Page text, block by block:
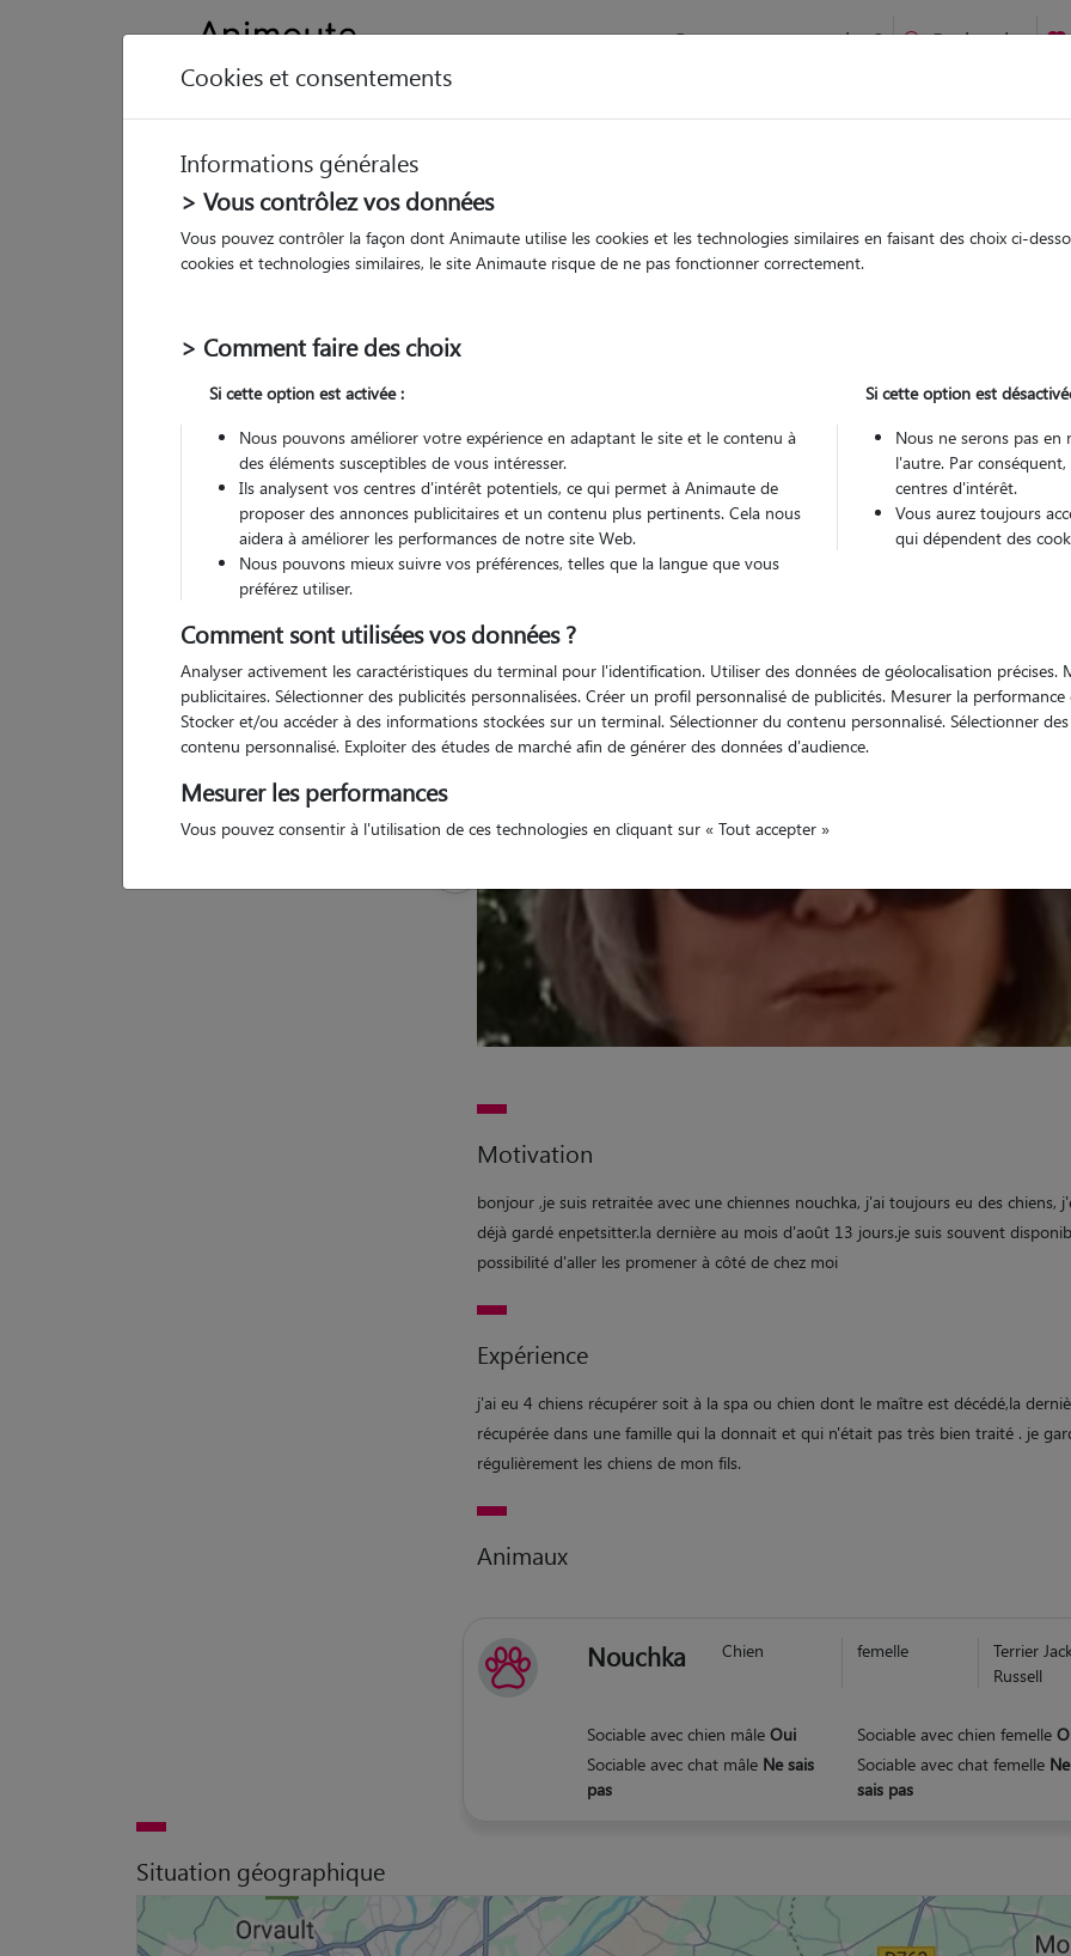
Comment ça marche ? Recherche
Marie-anne
Motivation
bonjour ,je suis retraitée avec une chiennes nouchka, j'ai toujours eu des chiens,
déjà gardé enpetsitter.la dernière au mois d'août 13 jours.je suis souvent
possibilité d'aller les promener à côté de chez moi
Expérience
j'ai eu 4 chiens récupérer soit à la spa ou chien dont le maître est décédé,la
récupérée dans une famille qui la donnait et qui n'était pas très bien traité . je
régulièrement les chiens de mon fils.
Animaux
Nouchka Chien femelle
Terrier
Russell
Sociable avec chien mâle Oui Sociable avec chien femelle
Sociable avec chat mâle Ne sais
pas
Sociable avec chat femelle Ne
sais pas
Situation géographique
Cookies et consentements
Informations générales
> Vous contrôlez vos données
Vous pouvez contrôler la façon dont Animaute utilise les cookies et les technologies similaires en faisant des choix ci-
cookies et technologies similaires, le site Animaute risque de ne pas fonctionner correctement.
> Comment faire des choix
Si cette option est activée :
Nous pouvons améliorer votre expérience en adaptant le site et le contenu à
des éléments susceptibles de vous intéresser.
Ils analysent vos centres d'intérêt potentiels, ce qui permet à Animaute de
proposer des annonces publicitaires et un contenu plus pertinents. Cela nous
aidera à améliorer les performances de notre site Web.
Nous pouvons mieux suivre vos préférences, telles que la langue que vous
préférez utiliser.
Si cette option est
Nous ne serons pas en
l'autre. Par
centres d'intérêt.
Vous aurez toujours
qui dépendent des
Comment sont utilisées vos données ?
Analyser activement les caractéristiques du terminal pour l'identification. Utiliser des données de géolocalisation précises.
publicitaires. Sélectionner des publicités personnalisées. Créer un profil personnalisé de publicités. Mesurer la
Stocker et/ou accéder à des informations stockées sur un terminal. Sélectionner du contenu personnalisé. Sélectionner
contenu personnalisé. Exploiter des études de marché afin de générer des données d'audience.
Mesurer les performances
Vous pouvez consentir à l'utilisation de ces technologies en cliquant sur « Tout accepter »